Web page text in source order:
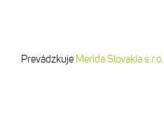
Prevádzkuje Merida Slovakia s.r.o.